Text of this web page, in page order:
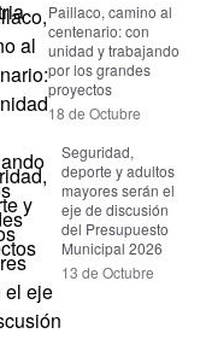
Paillaco, camino al
centenario: con
unidad y trabajando
por los grandes
proyectos
18 de Octubre
Seguridad,
deporte y adultos
mayores serán el
eje de discusión
del Presupuesto
Municipal 2026
13 de Octubre